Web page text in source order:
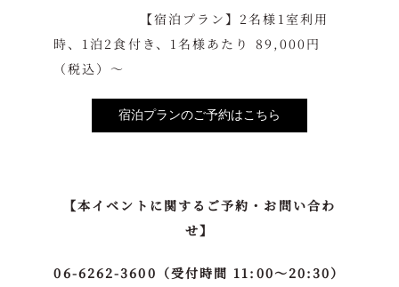
【宿泊プラン】2名様1室利用
時、1泊2食付き、1名様あたり 89,000円
（税込）～
宿泊プランのご予約はこちら
【本イベントに関するご予約・お問い合わ
せ】
06-6262-3600（受付時間 11:00～20:30）